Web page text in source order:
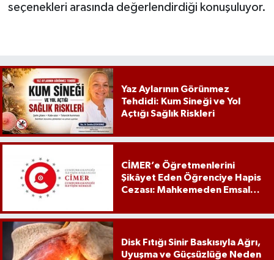
seçenekleri arasında değerlendirdiği konuşuluyor.
Yaz Aylarının Görünmez
Tehdidi: Kum Sineği ve Yol
Açtığı Sağlık Riskleri
CİMER’e Öğretmenlerini
Şikâyet Eden Öğrenciye Hapis
Cezası: Mahkemeden Emsal
Disk Fıtığı Sinir Baskısıyla Ağrı,
Uyuşma ve Güçsüzlüğe Neden